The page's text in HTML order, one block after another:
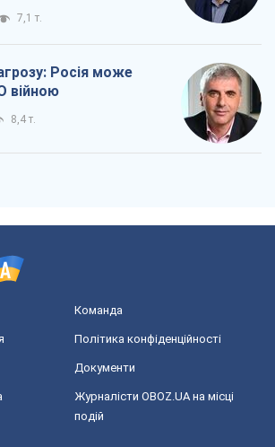
7,1 т.
Росія може
війною
8,4 т.
Команда
Політика конфіденційності
Документи
Журналісти OBOZ.UA на місці
подій